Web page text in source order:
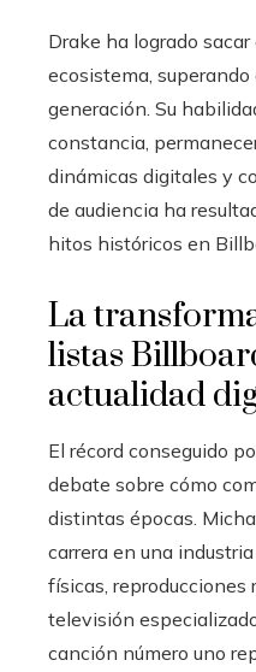
Drake ha logrado
ecosistema,
generación. Su
constancia,
dinámicas digitales y
de audiencia ha
hitos históricos en
La
listas
actualidad
El récord conseguido
debate sobre cómo
distintas épocas.
carrera en una
físicas, reproducciones
televisión
canción número uno